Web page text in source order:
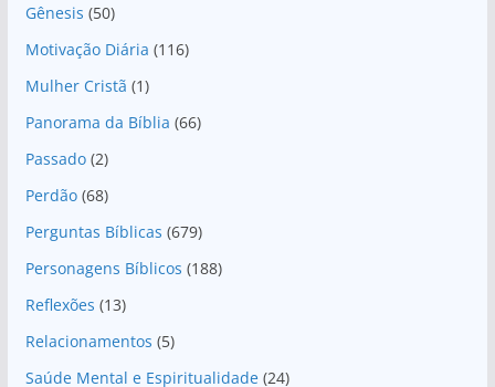
Gênesis (50)
Motivação Diária (116)
Mulher Cristã (1)
Panorama da Bíblia (66)
Passado(2)
Perdão(68)
Perguntas Bíblicas (679)
Personagens Bíblicos (188)
Reflexões (13)
Relacionamentos (5)
Saúde Mental e Espiritualidade(24)